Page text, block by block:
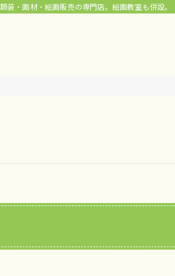
・画材・絵画販売の専門店。絵画教室も併設。